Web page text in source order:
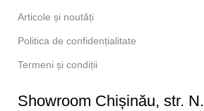
Articole și noutăți
Politica de confidențialitate
Termeni și condiții
Showroom Chișinău, str. N.